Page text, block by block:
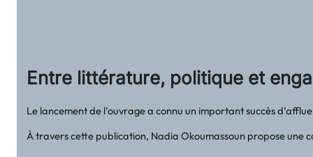
Entre littérature, politique et
Le lancement de l’ouvrage a connu un important succès
À travers cette publication, Nadia Okoumassoun propose une